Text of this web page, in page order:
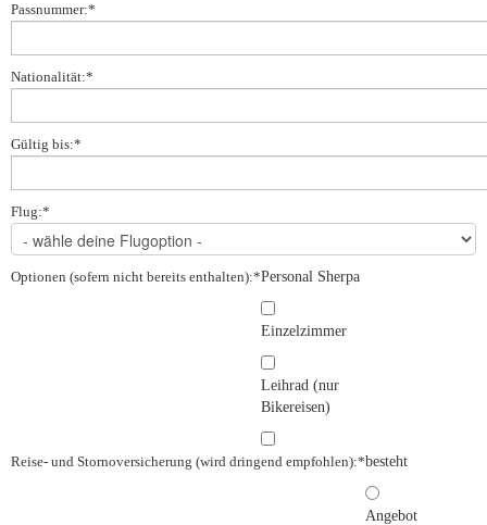
Passnummer:*
Nationalität:*
Gültig bis:*
Flug:*
Optionen (sofern nicht bereits enthalten):*Personal Sherpa
Einzelzimmer
Leihrad (nur
Bikereisen)
Reise- und Stornoversicherung (wird dringend empfohlen):*besteht
Angebot